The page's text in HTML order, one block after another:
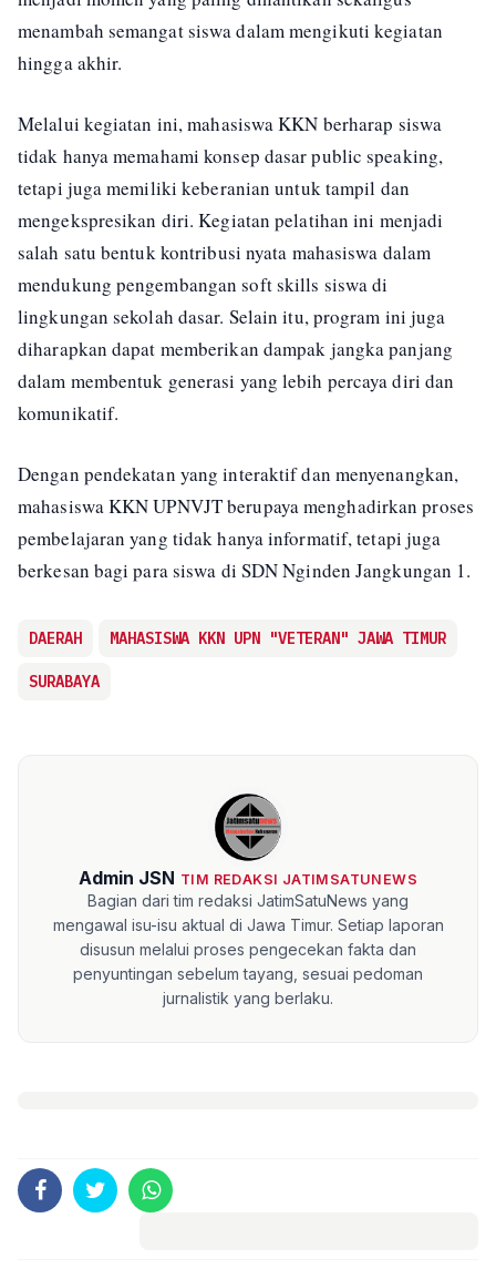
menambah semangat siswa dalam mengikuti kegiatan
hingga akhir.
Melalui kegiatan ini, mahasiswa KKN berharap siswa
tidak hanya memahami konsep dasar public speaking,
tetapi juga memiliki keberanian untuk tampil dan
mengekspresikan diri. Kegiatan pelatihan ini menjadi
salah satu bentuk kontribusi nyata mahasiswa dalam
mendukung pengembangan soft skills siswa di
lingkungan sekolah dasar. Selain itu, program ini juga
diharapkan dapat memberikan dampak jangka panjang
dalam membentuk generasi yang lebih percaya diri dan
komunikatif.
Dengan pendekatan yang interaktif dan menyenangkan,
mahasiswa KKN UPNVJT berupaya menghadirkan proses
pembelajaran yang tidak hanya informatif, tetapi juga
berkesan bagi para siswa di SDN Nginden Jangkungan 1.
DAERAH MAHASISWA KKN UPN "VETERAN" JAWA TIMUR
SURABAYA
Admin JSN TIM REDAKSI JATIMSATUNEWS
Bagian dari tim redaksi JatimSatuNews yang
mengawal isu-isu aktual di Jawa Timur. Setiap laporan
disusun melalui proses pengecekan fakta dan
penyuntingan sebelum tayang, sesuai pedoman
jurnalistik yang berlaku.